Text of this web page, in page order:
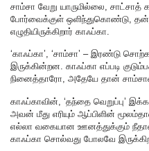
சாம்சா வேறு யாருமில்லை,
போர்வைக்குள் ஒளிந்துகொண்டு,
எழுதியிருக்கிறார் காஃப்கா.
‘காஃப்கா’, ‘சாம்சா’ – இரண்டு
இருக்கின்றன. காஃப்கா எப்படி
நினைத்தாரோ, அதேயே தான்
காஃப்காவின், ‘தந்தை வெறுப்பு’
அவன் மீது எரியும் ஆப்பிளின்
எல்லா வகையான ஊனத்துக்கும்
காஃப்கா சொல்வது போலவே